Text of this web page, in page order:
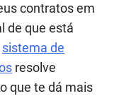
contratos em
de que está
sistema de
resolve
que te dá mais